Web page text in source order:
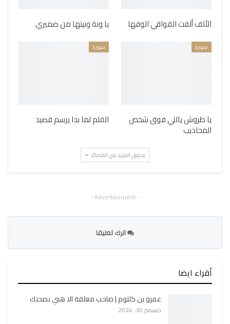
الألف ألفت القوافي الوفها يا ونة ونيتها من ضميري
سوريا
يا طروش ياللي فوق شخص
المحاديب
سوريا
القلم لما بدا يرسم قصيد
تحميل المزيد من القصائد
- Advertisement -
اترك تعليقا
أقراء ايضا
عمرو بن كلثوم | صاحب معلقة الا هبي بصحنك
ديسمبر 30, 2024